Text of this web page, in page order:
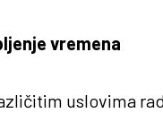
vremena
uslovima